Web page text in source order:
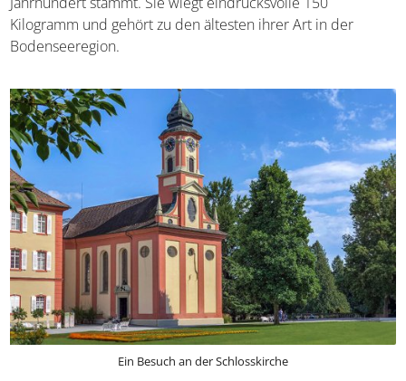
auf die Kirchenglocke
, die bereits aus dem frühen 16.
Jahrhundert stammt. Sie wiegt eindrucksvolle 150
Kilogramm und gehört zu den ältesten ihrer Art in der